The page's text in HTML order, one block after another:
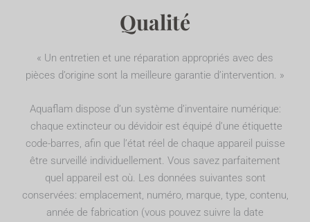
Qualité
« Un entretien et une réparation appropriés avec des
pièces d’origine sont la meilleure garantie d’intervention. »
Aquaflam dispose d’un système d’inventaire numérique:
chaque extincteur ou dévidoir est équipé d’une étiquette
code-barres, afin que l’état réel de chaque appareil puisse
être surveillé individuellement. Vous savez parfaitement
quel appareil est où. Les données suivantes sont
conservées: emplacement, numéro, marque, type, contenu,
année de fabrication (vous pouvez suivre la date